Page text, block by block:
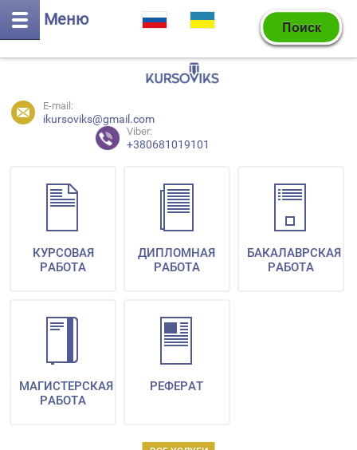
Меню
E-mail:
ikursoviks@gmail.com
Viber:
+380681019101
КУРСОВАЯ
РАБОТА
ДИПЛОМНАЯ
РАБОТА
БАКАЛАВРСКАЯ
РАБОТА
МАГИСТЕРСКАЯ
РАБОТА
РЕФЕРАТ